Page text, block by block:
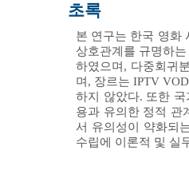
초록
본 연구는 한국 영화
상호관계를 규명하
하였으며, 다중회귀
며, 장르는 IPTV
하지 않았다. 또한
용과 유의한 정적 관
서 유의성이 약화되
수립에 이론적 및 실